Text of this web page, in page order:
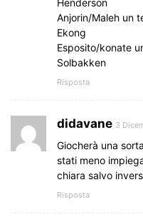
Henderson
Anjorin/Maleh un
Ekong
Esposito/konate
Solbakken
Risposta
didavane 3
Giocherà una
stati meno
chiara salvo
Risposta